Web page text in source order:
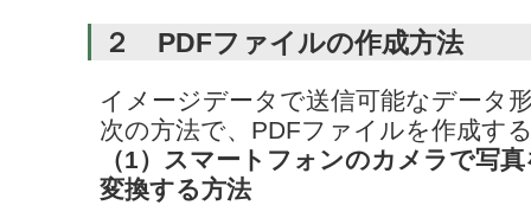
２ PDFファイルの作成方法
イメージデータで送信可能なデータ
次の方法で、PDFファイルを作成す
（1）スマートフォンのカメラで写
変換する方法